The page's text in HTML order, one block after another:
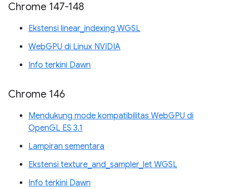
Chrome 147-148
Ekstensi linear_indexing WGSL
WebGPU di Linux NVIDIA
Info terkini Dawn
Chrome 146
Mendukung mode kompatibilitas WebGPU di
OpenGL ES 3.1
Lampiran sementara
Ekstensi texture_and_sampler_let WGSL
Info terkini Dawn